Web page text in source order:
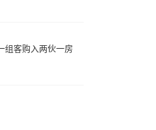
组客购入两伙一房